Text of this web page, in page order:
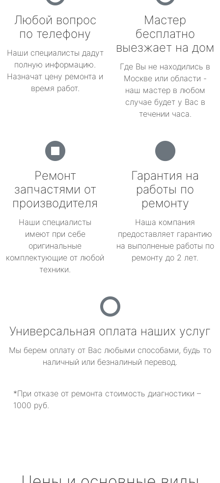
Любой вопрос
по телефону
Наши специалисты дадут
полную информацию.
Назначат цену ремонта и
время работ.
Мастер
бесплатно
выезжает на дом
Где Вы не находились в
Москве или области -
наш мастер в любом
случае будет у Вас в
течении часа.
Ремонт
запчастями от
производителя
Наши специалисты
имеют при себе
оригинальные
комплектующие от любой
техники.
Гарантия на
работы по
ремонту
Наша компания
предоставляет гарантию
на выполненые работы по
ремонту до 2 лет.
Универсальная оплата наших услуг
Мы берем оплату от Вас любыми способами, будь то
наличный или безналиный перевод.
*При отказе от ремонта стоимость диагностики –
1000 руб.